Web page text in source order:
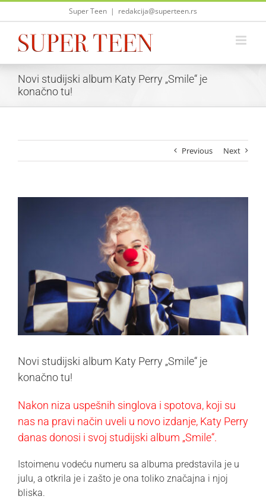
Skip
Super Teen | redakcija@superteen.rs
Novi studijski album Katy Perry „Smile“ je
konačno tu!
Previous Next
Novi studijski album Katy Perry „Smile“ je
konačno tu!
Nakon niza uspešnih singlova i spotova, koji su
nas na pravi način uveli u novo izdanje, Katy Perry
danas donosi i svoj studijski album „Smile“.
Istoimenu vodeću numeru sa albuma predstavila je u
julu, a otkrila je i zašto je ona toliko značajna i njoj
bliska.